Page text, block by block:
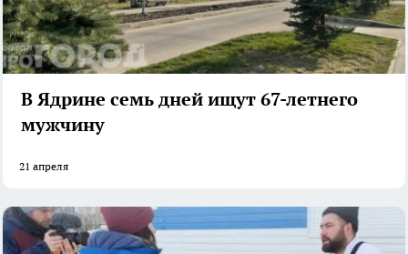
В Ядрине семь дней ищут 67-летнего
мужчину
21 апреля